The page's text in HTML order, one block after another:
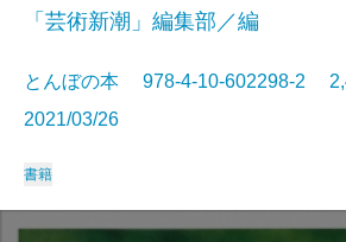
「芸術新潮」編集部／編
とんぼの本 978-4-10-602298-2
2021/03/26
書籍